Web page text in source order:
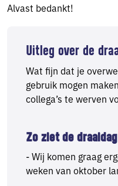
Alvast bedankt!
Uitleg over de
Wat fijn dat je
gebruik mogen
collega’s te werven
Zo ziet de
- Wij komen graag
weken van oktober